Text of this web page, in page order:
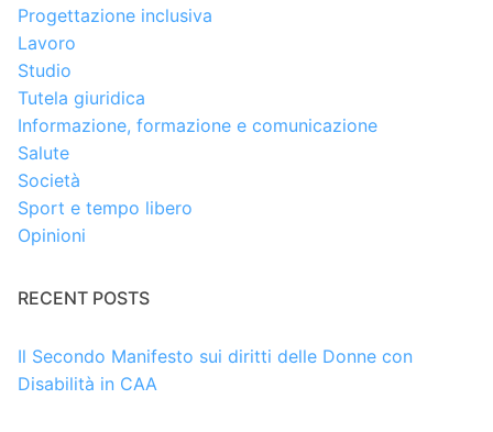
Progettazione inclusiva
Lavoro
Studio
Tutela giuridica
Informazione, formazione e comunicazione
Salute
Società
Sport e tempo libero
Opinioni
RECENT POSTS
Il Secondo Manifesto sui diritti delle Donne con
Disabilità in CAA